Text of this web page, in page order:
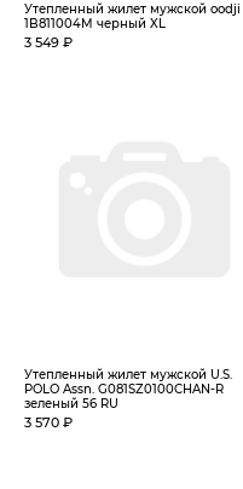
Утепленный жилет мужской oodji
1B811004M черный XL
3 549 ₽
Утепленный жилет мужской U.S.
POLO Assn. G081SZ0100CHAN-R
зеленый 56 RU
3 570 ₽